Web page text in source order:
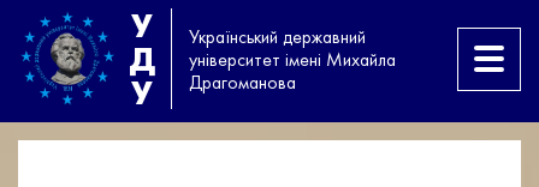
У
Д
У
Український державний
університет імені Михайла
Драгоманова